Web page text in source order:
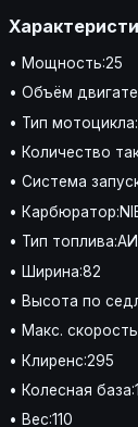
• Мощность:25
• Объём
• Тип
• Количество
• Система
•
• Тип
• Ширина:82
• Высота по
• Макс.
• Клиренс:295
• Колесная
• Вес:110